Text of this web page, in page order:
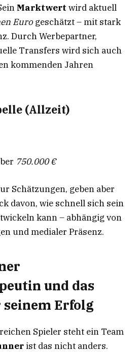
Marktwert wird aktuell
Euro geschätzt – mit stark
Durch Werbepartner,
Transfers wird sich auch
kommenden Jahren
(Allzeit)
750.000 €
Schätzungen, geben aber
davon, wie schnell sich sein
kann – abhängig von
und medialer Präsenz.
und das
Erfolg
Spieler steht ein Team
ist das nicht anders.